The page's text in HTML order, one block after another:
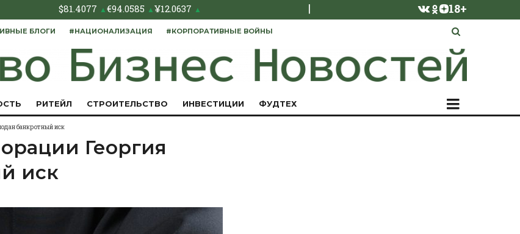
$81.4077 ▲€94.0585 ▲¥12.0637 ▲ | 18+
БЛОГИ #НАЦИОНАЛИЗАЦИЯ #КОРПОРАТИВНЫЕ ВОЙНЫ
РИТЕЙЛ СТРОИТЕЛЬСТВО ИНВЕСТИЦИИ ФУДТЕХ
банкротный иск
Георгия
иск